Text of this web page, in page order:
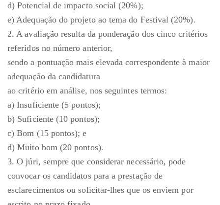
d) Potencial de impacto social (20%);
e) Adequação do projeto ao tema do Festival (20%).
2. A avaliação resulta da ponderação dos cinco critérios
referidos no número anterior,
sendo a pontuação mais elevada correspondente à maior
adequação da candidatura
ao critério em análise, nos seguintes termos:
a) Insuficiente (5 pontos);
b) Suficiente (10 pontos);
c) Bom (15 pontos); e
d) Muito bom (20 pontos).
3. O júri, sempre que considerar necessário, pode
convocar os candidatos para a prestação de
esclarecimentos ou solicitar-lhes que os enviem por